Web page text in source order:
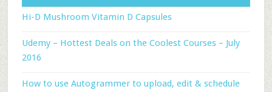
Hi-D Mushroom Vitamin D Capsules
Udemy – Hottest Deals on the Coolest Courses – July
2016
How to use Autogrammer to upload, edit & schedule